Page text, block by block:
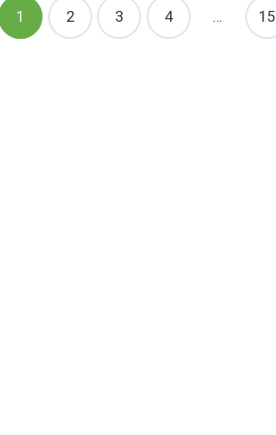
1 2 3 4 … 15